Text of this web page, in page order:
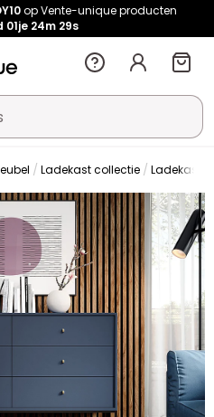
op Vente-unique producten
01je 24m 29s
Ladekast collectie Ladekast